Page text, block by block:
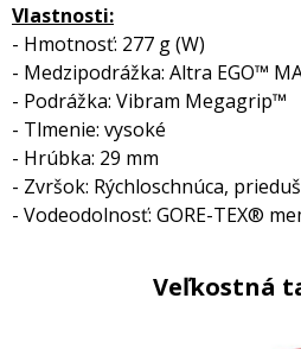
Vlastnosti:
- Hmotnosť: 277 g (W)
- Medzipodrážka: Altra EGO™
- Podrážka: Vibram Megagrip™
- Tlmenie: vysoké
- Hrúbka: 29 mm
- Zvršok: Rýchloschnúca,
- Vodeodolnosť: GORE-TEX®
Veľkostná